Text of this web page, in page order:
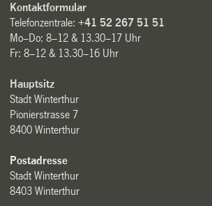
Kontaktformular
Telefonzentrale:+41 52 267 51 51
Mo–Do: 8–12 & 13.30–17 Uhr
Fr: 8–12 & 13.30–16 Uhr
Hauptsitz
Stadt Winterthur
Pionierstrasse 7
8400 Winterthur
Postadresse
Stadt Winterthur
8403 Winterthur